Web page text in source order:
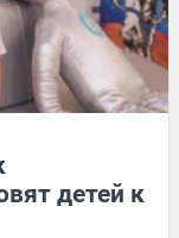
детей к